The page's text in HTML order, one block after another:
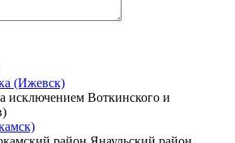
(Ижевск)
исключением Воткинского и